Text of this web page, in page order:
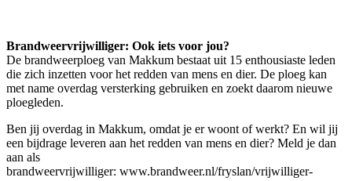
Brandweervrijwilliger: Ook iets voor jou?
De brandweerploeg van Makkum bestaat uit 15 enthousiaste leden
die zich inzetten voor het redden van mens en dier. De ploeg kan
met name overdag versterking gebruiken en zoekt daarom nieuwe
ploegleden.
Ben jij overdag in Makkum, omdat je er woont of werkt? En wil jij
een bijdrage leveren aan het redden van mens en dier? Meld je dan
aan als
brandweervrijwilliger: www.brandweer.nl/fryslan/vrijwilliger-